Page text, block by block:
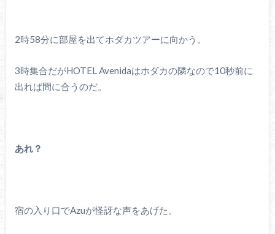
2時58分に部屋を出てホダカツアーに向かう。
3時集合だがHOTEL Avenidaはホダカの隣なので10秒前に
出れば間に合うのだ。
あれ？
宿の入り口でAzuが怪訝な声をあげた。